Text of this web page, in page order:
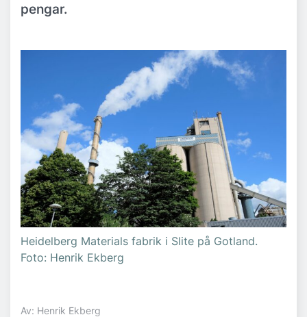
pengar.
Heidelberg Materials fabrik i Slite på Gotland.
Foto: Henrik Ekberg
Av: Henrik Ekberg